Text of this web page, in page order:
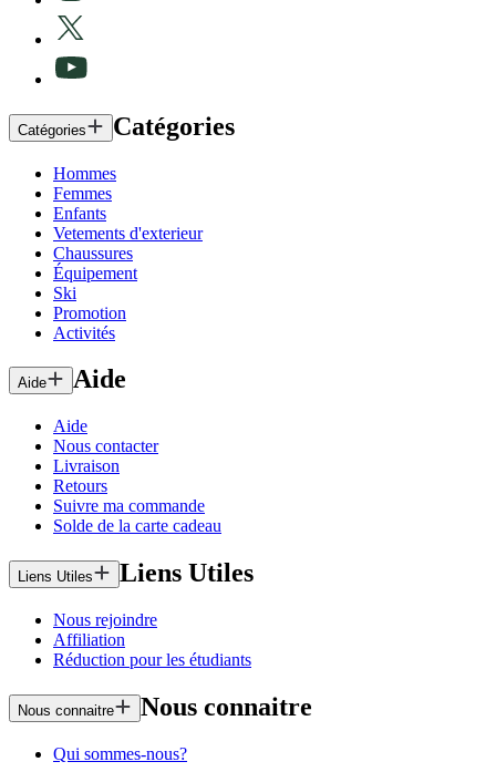
Catégories Catégories
Hommes
Femmes
Enfants
Vetements d'exterieur
Chaussures
Équipement
Ski
Promotion
Activités
Aide Aide
Aide
Nous contacter
Livraison
Retours
Suivre ma commande
Solde de la carte cadeau
Liens Utiles Liens Utiles
Nous rejoindre
Affiliation
Réduction pour les étudiants
Nous connaitre Nous connaitre
Qui sommes-nous?